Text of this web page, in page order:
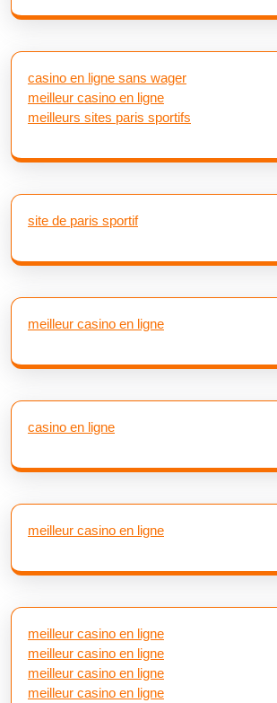
casino en ligne sans wager
meilleur casino en ligne
meilleurs sites paris sportifs
site de paris sportif
meilleur casino en ligne
casino en ligne
meilleur casino en ligne
meilleur casino en ligne
meilleur casino en ligne
meilleur casino en ligne
meilleur casino en ligne